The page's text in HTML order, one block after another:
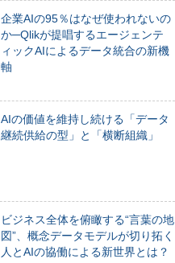
企業AIの95％はなぜ使われないの
か─Qlikが提唱するエージェンテ
ィックAIによるデータ統合の新機
軸
AIの価値を維持し続ける「データ
継続供給の型」と「横断組織」
ビジネス全体を俯瞰する“言葉の地
図”、概念データモデルが切り拓く
人とAIの協働による新世界とは？